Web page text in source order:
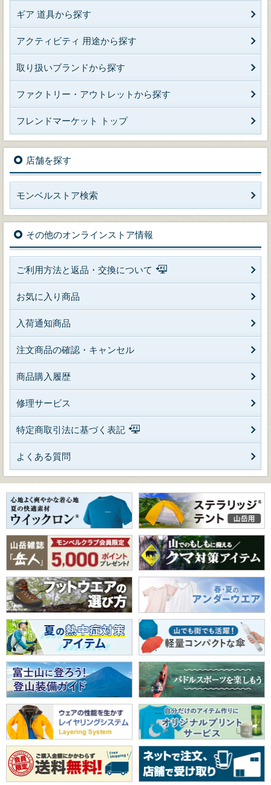
ギア 道具から探す
アクティビティ 用途から探す
取り扱いブランドから探す
ファクトリー・アウトレットから探す
フレンドマーケット トップ
店舗を探す
モンベルストア検索
その他のオンラインストア情報
ご利用方法と返品・交換について
お気に入り商品
入荷通知商品
注文商品の確認・キャンセル
商品購入履歴
修理サービス
特定商取引法に基づく表記
よくある質問